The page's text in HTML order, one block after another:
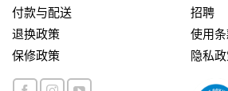
付款与配送
退换政策
保修政策
招聘
使用
隐私